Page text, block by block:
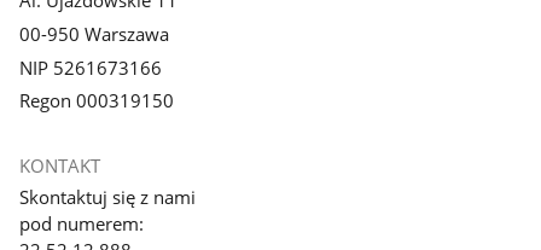
00-950 Warszawa
NIP 5261673166
Regon 000319150
KONTAKT
Skontaktuj się z nami
pod numerem: